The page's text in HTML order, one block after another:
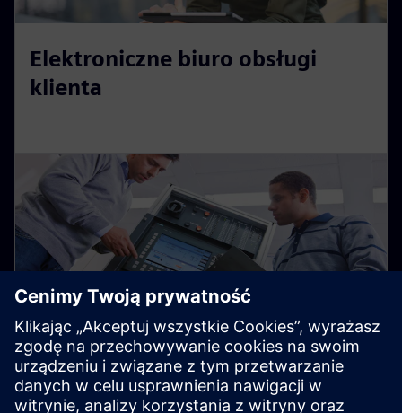
Elektroniczne biuro obsługi
klienta
Serwis ze sprzętem